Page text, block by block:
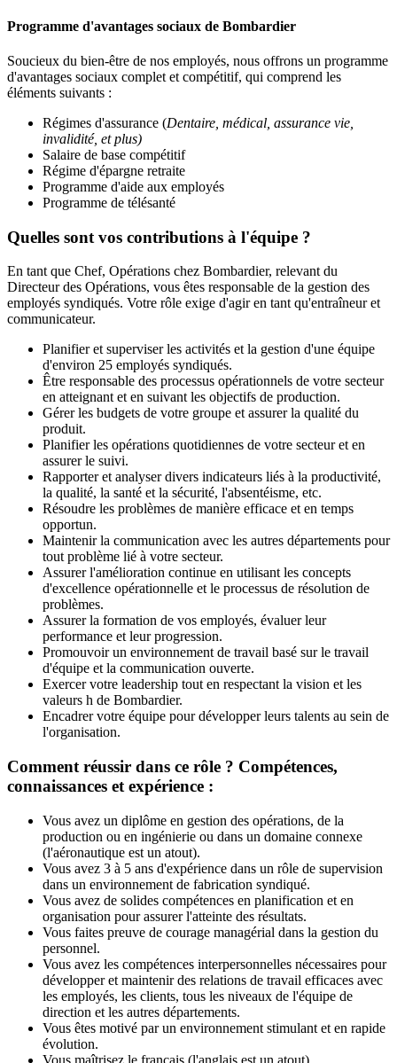
Programme d'avantages sociaux de Bombardier
Soucieux du bien-être de nos employés, nous offrons un programme
d'avantages sociaux complet et compétitif, qui comprend les
éléments suivants :
Régimes d'assurance (Dentaire, médical, assurance vie,
invalidité, et plus)
Salaire de base compétitif
Régime d'épargne retraite
Programme d'aide aux employés
Programme de télésanté
Quelles sont vos contributions à l'équipe ?
En tant que Chef, Opérations chez Bombardier, relevant du
Directeur des Opérations, vous êtes responsable de la gestion des
employés syndiqués. Votre rôle exige d'agir en tant qu'entraîneur et
communicateur.
Planifier et superviser les activités et la gestion d'une équipe
d'environ 25 employés syndiqués.
Être responsable des processus opérationnels de votre secteur
en atteignant et en suivant les objectifs de production.
Gérer les budgets de votre groupe et assurer la qualité du
produit.
Planifier les opérations quotidiennes de votre secteur et en
assurer le suivi.
Rapporter et analyser divers indicateurs liés à la productivité,
la qualité, la santé et la sécurité, l'absentéisme, etc.
Résoudre les problèmes de manière efficace et en temps
opportun.
Maintenir la communication avec les autres départements pour
tout problème lié à votre secteur.
Assurer l'amélioration continue en utilisant les concepts
d'excellence opérationnelle et le processus de résolution de
problèmes.
Assurer la formation de vos employés, évaluer leur
performance et leur progression.
Promouvoir un environnement de travail basé sur le travail
d'équipe et la communication ouverte.
Exercer votre leadership tout en respectant la vision et les
valeurs h de Bombardier.
Encadrer votre équipe pour développer leurs talents au sein de
l'organisation.
Comment réussir dans ce rôle ? Compétences,
connaissances et expérience :
Vous avez un diplôme en gestion des opérations, de la
production ou en ingénierie ou dans un domaine connexe
(l'aéronautique est un atout).
Vous avez 3 à 5 ans d'expérience dans un rôle de supervision
dans un environnement de fabrication syndiqué.
Vous avez de solides compétences en planification et en
organisation pour assurer l'atteinte des résultats.
Vous faites preuve de courage managérial dans la gestion du
personnel.
Vous avez les compétences interpersonnelles nécessaires pour
développer et maintenir des relations de travail efficaces avec
les employés, les clients, tous les niveaux de l'équipe de
direction et les autres départements.
Vous êtes motivé par un environnement stimulant et en rapide
évolution.
Vous maîtrisez le français (l'anglais est un atout).